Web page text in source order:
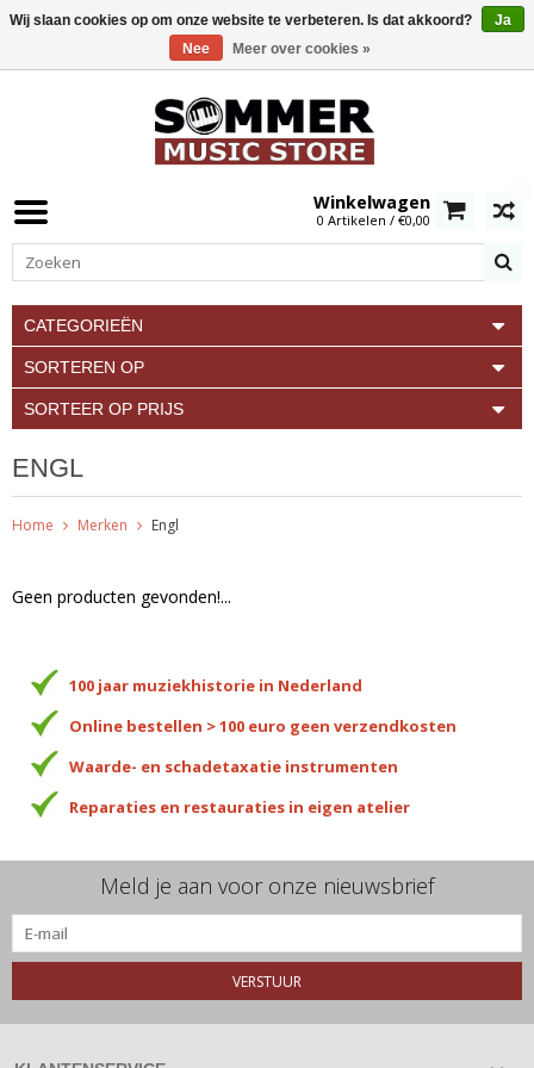
Winkelwagen
0 Artikelen / €0,00
CATEGORIEËN
SORTEREN OP
SORTEER OP PRIJS
ENGL
Home Merken Engl
Geen producten gevonden!...
100 jaar muziekhistorie in Nederland
Online bestellen > 100 euro geen verzendkosten
Waarde- en schadetaxatie instrumenten
Reparaties en restauraties in eigen atelier
Meld je aan voor onze nieuwsbrief
VERSTUUR
Wij slaan cookies op om onze website te verbeteren. Is dat akkoord?
Ja
Nee
Meer over cookies »